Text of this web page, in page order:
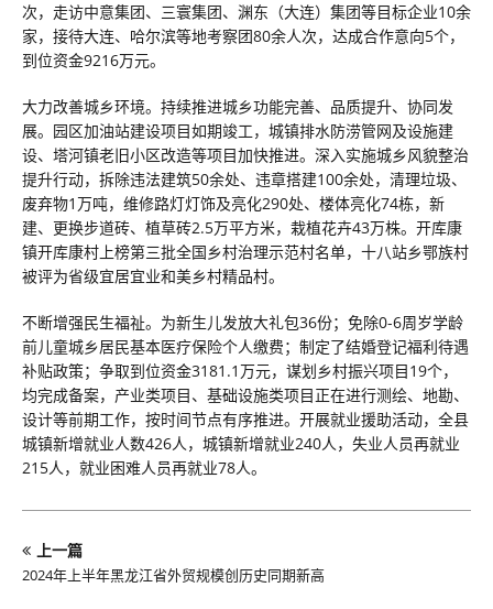
次，走访中意集团、三寰集团、渊东（大连）集团等目标企业10余
家，接待大连、哈尔滨等地考察团80余人次，达成合作意向5个，
到位资金9216万元。
大力改善城乡环境。持续推进城乡功能完善、品质提升、协同发
展。园区加油站建设项目如期竣工，城镇排水防涝管网及设施建
设、塔河镇老旧小区改造等项目加快推进。深入实施城乡风貌整治
提升行动，拆除违法建筑50余处、违章搭建100余处，清理垃圾、
废弃物1万吨，维修路灯灯饰及亮化290处、楼体亮化74栋，新
建、更换步道砖、植草砖2.5万平方米，栽植花卉43万株。开库康
镇开库康村上榜第三批全国乡村治理示范村名单，十八站乡鄂族村
被评为省级宜居宜业和美乡村精品村。
不断增强民生福祉。为新生儿发放大礼包36份；免除0-6周岁学龄
前儿童城乡居民基本医疗保险个人缴费；制定了结婚登记福利待遇
补贴政策；争取到位资金3181.1万元，谋划乡村振兴项目19个，
均完成备案，产业类项目、基础设施类项目正在进行测绘、地勘、
设计等前期工作，按时间节点有序推进。开展就业援助活动，全县
城镇新增就业人数426人，城镇新增就业240人，失业人员再就业
215人，就业困难人员再就业78人。
上一篇
2024年上半年黑龙江省外贸规模创历史同期新高